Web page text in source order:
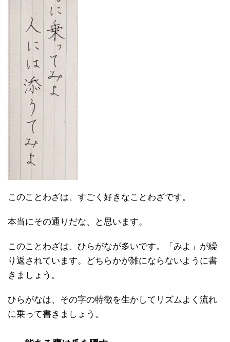
このことわざは、すごく好きなことわざです。
本当にその通りだな、と思います。
このことわざは、ひらがなが多いです。「みよ」が繰
り返されています。どちらかが雑にならないように書
きましょう。
ひらがなは、その字の特徴を生かしてリズムよく流れ
に乗って書きましょう。